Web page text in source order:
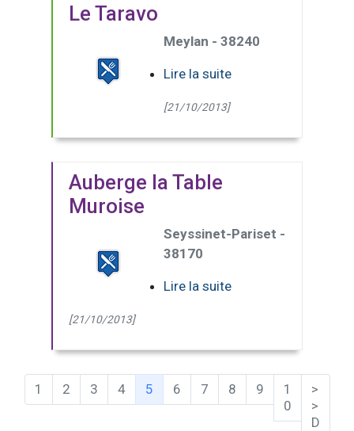
Le Taravo
Meylan - 38240
Lire la suite
[21/10/2013]
Auberge la Table
Muroise
Seyssinet-Pariset -
38170
Lire la suite
[21/10/2013]
1 2 3 4 5(Page courante)
6 7 8 9
1
0
>
>
D